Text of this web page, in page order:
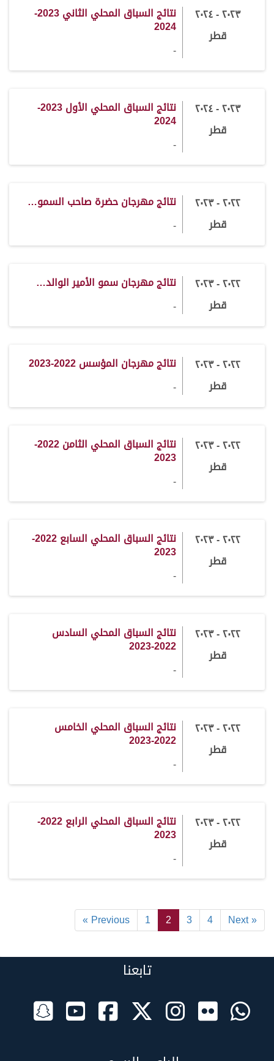
٢٠٢٣ - ٢٠٢٤
قطر
نتائج السباق المحلي الثاني 2023-
2024
-
٢٠٢٣ - ٢٠٢٤
قطر
نتائج السباق المحلي الأول 2023-
2024
-
٢٠٢٢ - ٢٠٢٣
قطر
نتائج مهرجان حضرة صاحب السمو…
-
٢٠٢٢ - ٢٠٢٣
قطر
نتائج مهرجان سمو الأمير الوالد…
-
٢٠٢٢ - ٢٠٢٣
قطر
نتائج مهرجان المؤسس 2022-2023
-
٢٠٢٢ - ٢٠٢٣
قطر
نتائج السباق المحلي الثامن 2022-
2023
-
٢٠٢٢ - ٢٠٢٣
قطر
نتائج السباق المحلي السابع 2022-
2023
-
٢٠٢٢ - ٢٠٢٣
قطر
نتائج السباق المحلي السادس
2022-2023
-
٢٠٢٢ - ٢٠٢٣
قطر
نتائج السباق المحلي الخامس
2022-2023
-
٢٠٢٢ - ٢٠٢٣
قطر
نتائج السباق المحلي الرابع 2022-
2023
-
« Previous 1 2 3 4 Next »
تابعنا